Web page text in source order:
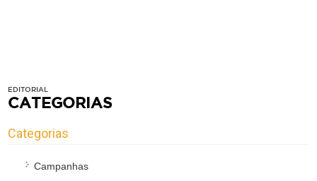
EDITORIAL
CATEGORIAS
Categorias
Campanhas